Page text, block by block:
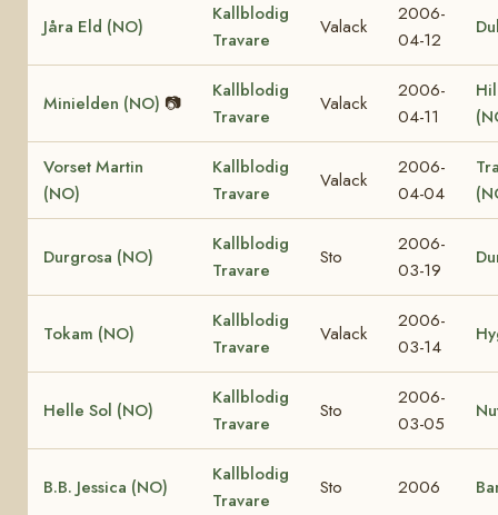
Jåra Eld (NO)
Kallblodig
Travare
Valack
2006-
04-12
Minielden (NO) 📷
Kallblodig
Travare
Valack
2006-
04-11
Vorset Martin
(NO)
Kallblodig
Travare
Valack
2006-
04-04
Durgrosa (NO)
Kallblodig
Travare
Sto
2006-
03-19
Tokam (NO)
Kallblodig
Travare
Valack
2006-
03-14
Helle Sol (NO)
Kallblodig
Travare
Sto
2006-
03-05
B.B. Jessica (NO)
Kallblodig
Travare
Sto 2006